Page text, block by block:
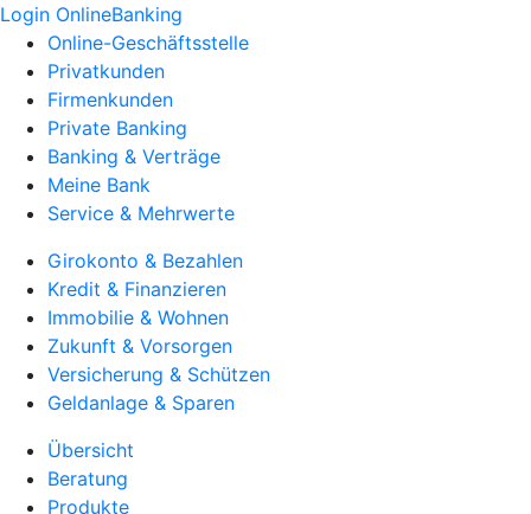
Login OnlineBanking
Online-Geschäftsstelle
Privatkunden
Firmenkunden
Private Banking
Banking & Verträge
Meine Bank
Service & Mehrwerte
Girokonto & Bezahlen
Kredit & Finanzieren
Immobilie & Wohnen
Zukunft & Vorsorgen
Versicherung & Schützen
Geldanlage & Sparen
Übersicht
Beratung
Produkte